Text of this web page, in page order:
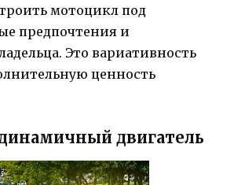
мотоцикл под
предпочтения и
Это вариативность
ценность
двигатель